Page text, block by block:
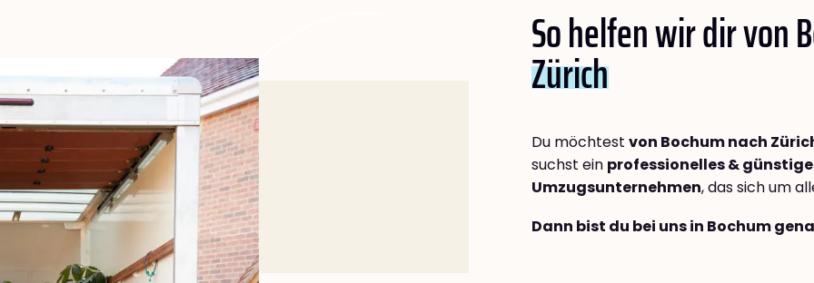
So helfen wir dir von
Zürich
Du möchtest von Bochum nach
suchst ein professionelles &
Umzugsunternehmen, das sich um
Dann bist du bei uns in Bochum